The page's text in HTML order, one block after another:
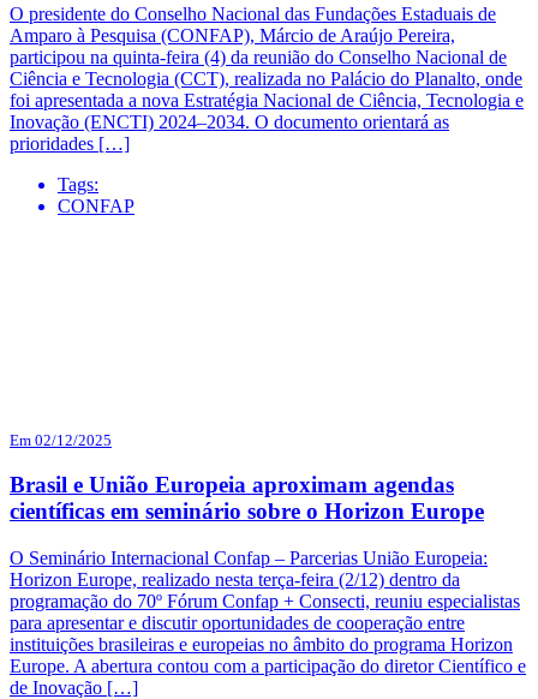
O presidente do Conselho Nacional das Fundações Estaduais de
Amparo à Pesquisa (CONFAP), Márcio de Araújo Pereira,
participou na quinta-feira (4) da reunião do Conselho Nacional de
Ciência e Tecnologia (CCT), realizada no Palácio do Planalto, onde
foi apresentada a nova Estratégia Nacional de Ciência, Tecnologia e
Inovação (ENCTI) 2024–2034. O documento orientará as
prioridades […]
Tags:
CONFAP
Em 02/12/2025
Brasil e União Europeia aproximam agendas
científicas em seminário sobre o Horizon Europe
O Seminário Internacional Confap – Parcerias União Europeia:
Horizon Europe, realizado nesta terça-feira (2/12) dentro da
programação do 70º Fórum Confap + Consecti, reuniu especialistas
para apresentar e discutir oportunidades de cooperação entre
instituições brasileiras e europeias no âmbito do programa Horizon
Europe. A abertura contou com a participação do diretor Científico e
de Inovação […]